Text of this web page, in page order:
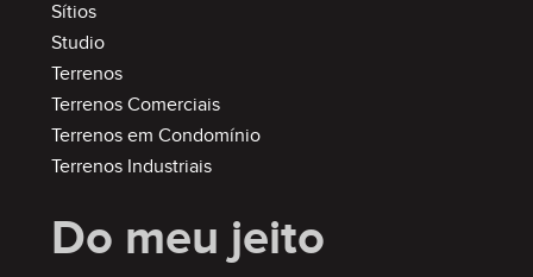
Sítios
Studio
Terrenos
Terrenos Comerciais
Terrenos em Condomínio
Terrenos Industriais
Do meu jeito